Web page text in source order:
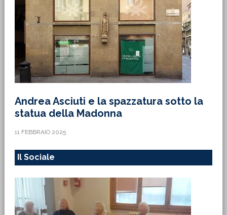
Andrea Asciuti e la spazzatura sotto la
statua della Madonna
11 FEBBRAIO 2025
Il Sociale